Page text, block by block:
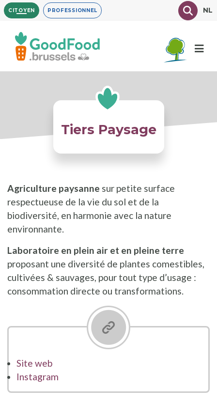
Aller
au
contenu
principal
CITOYEN PROFESSIONNEL TexteNL
Tiers Paysage
Agriculture paysanne sur petite surface
respectueuse de la vie du sol et de la
biodiversité, en harmonie avec la nature
environnante.
Laboratoire en plein air et en pleine terre
proposant une diversité de plantes comestibles,
cultivées & sauvages, pour tout type d’usage :
consommation directe ou transformations.
Site web
Instagram